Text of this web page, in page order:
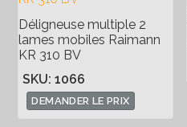
Déligneuse multiple 2
lames mobiles Raimann
KR 310 BV
SKU: 1066
DEMANDER LE PRIX